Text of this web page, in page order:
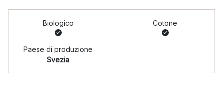
Biologico Cotone
Paese di produzione
Svezia